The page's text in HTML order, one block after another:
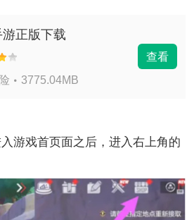
正版下载
3775.04MB
查看
戏首页面之后，进入右上角的